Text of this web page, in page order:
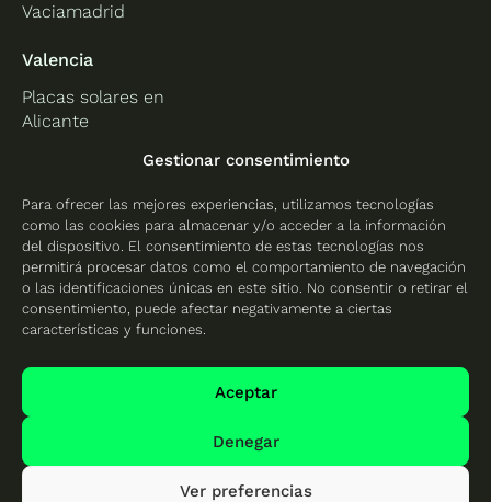
Gestionar consentimiento
Para ofrecer las mejores experiencias, utilizamos tecnologías
como las cookies para almacenar y/o acceder a la información
del dispositivo. El consentimiento de estas tecnologías nos
permitirá procesar datos como el comportamiento de navegación
o las identificaciones únicas en este sitio. No consentir o retirar el
consentimiento, puede afectar negativamente a ciertas
características y funciones.
Aceptar
Denegar
Ver preferencias
Vaciamadrid
Valencia
Placas solares en
Alicante
Placas solares en
Placas solares en
Valencia
Protección de datos
Política de cookies
Mapa del sitio